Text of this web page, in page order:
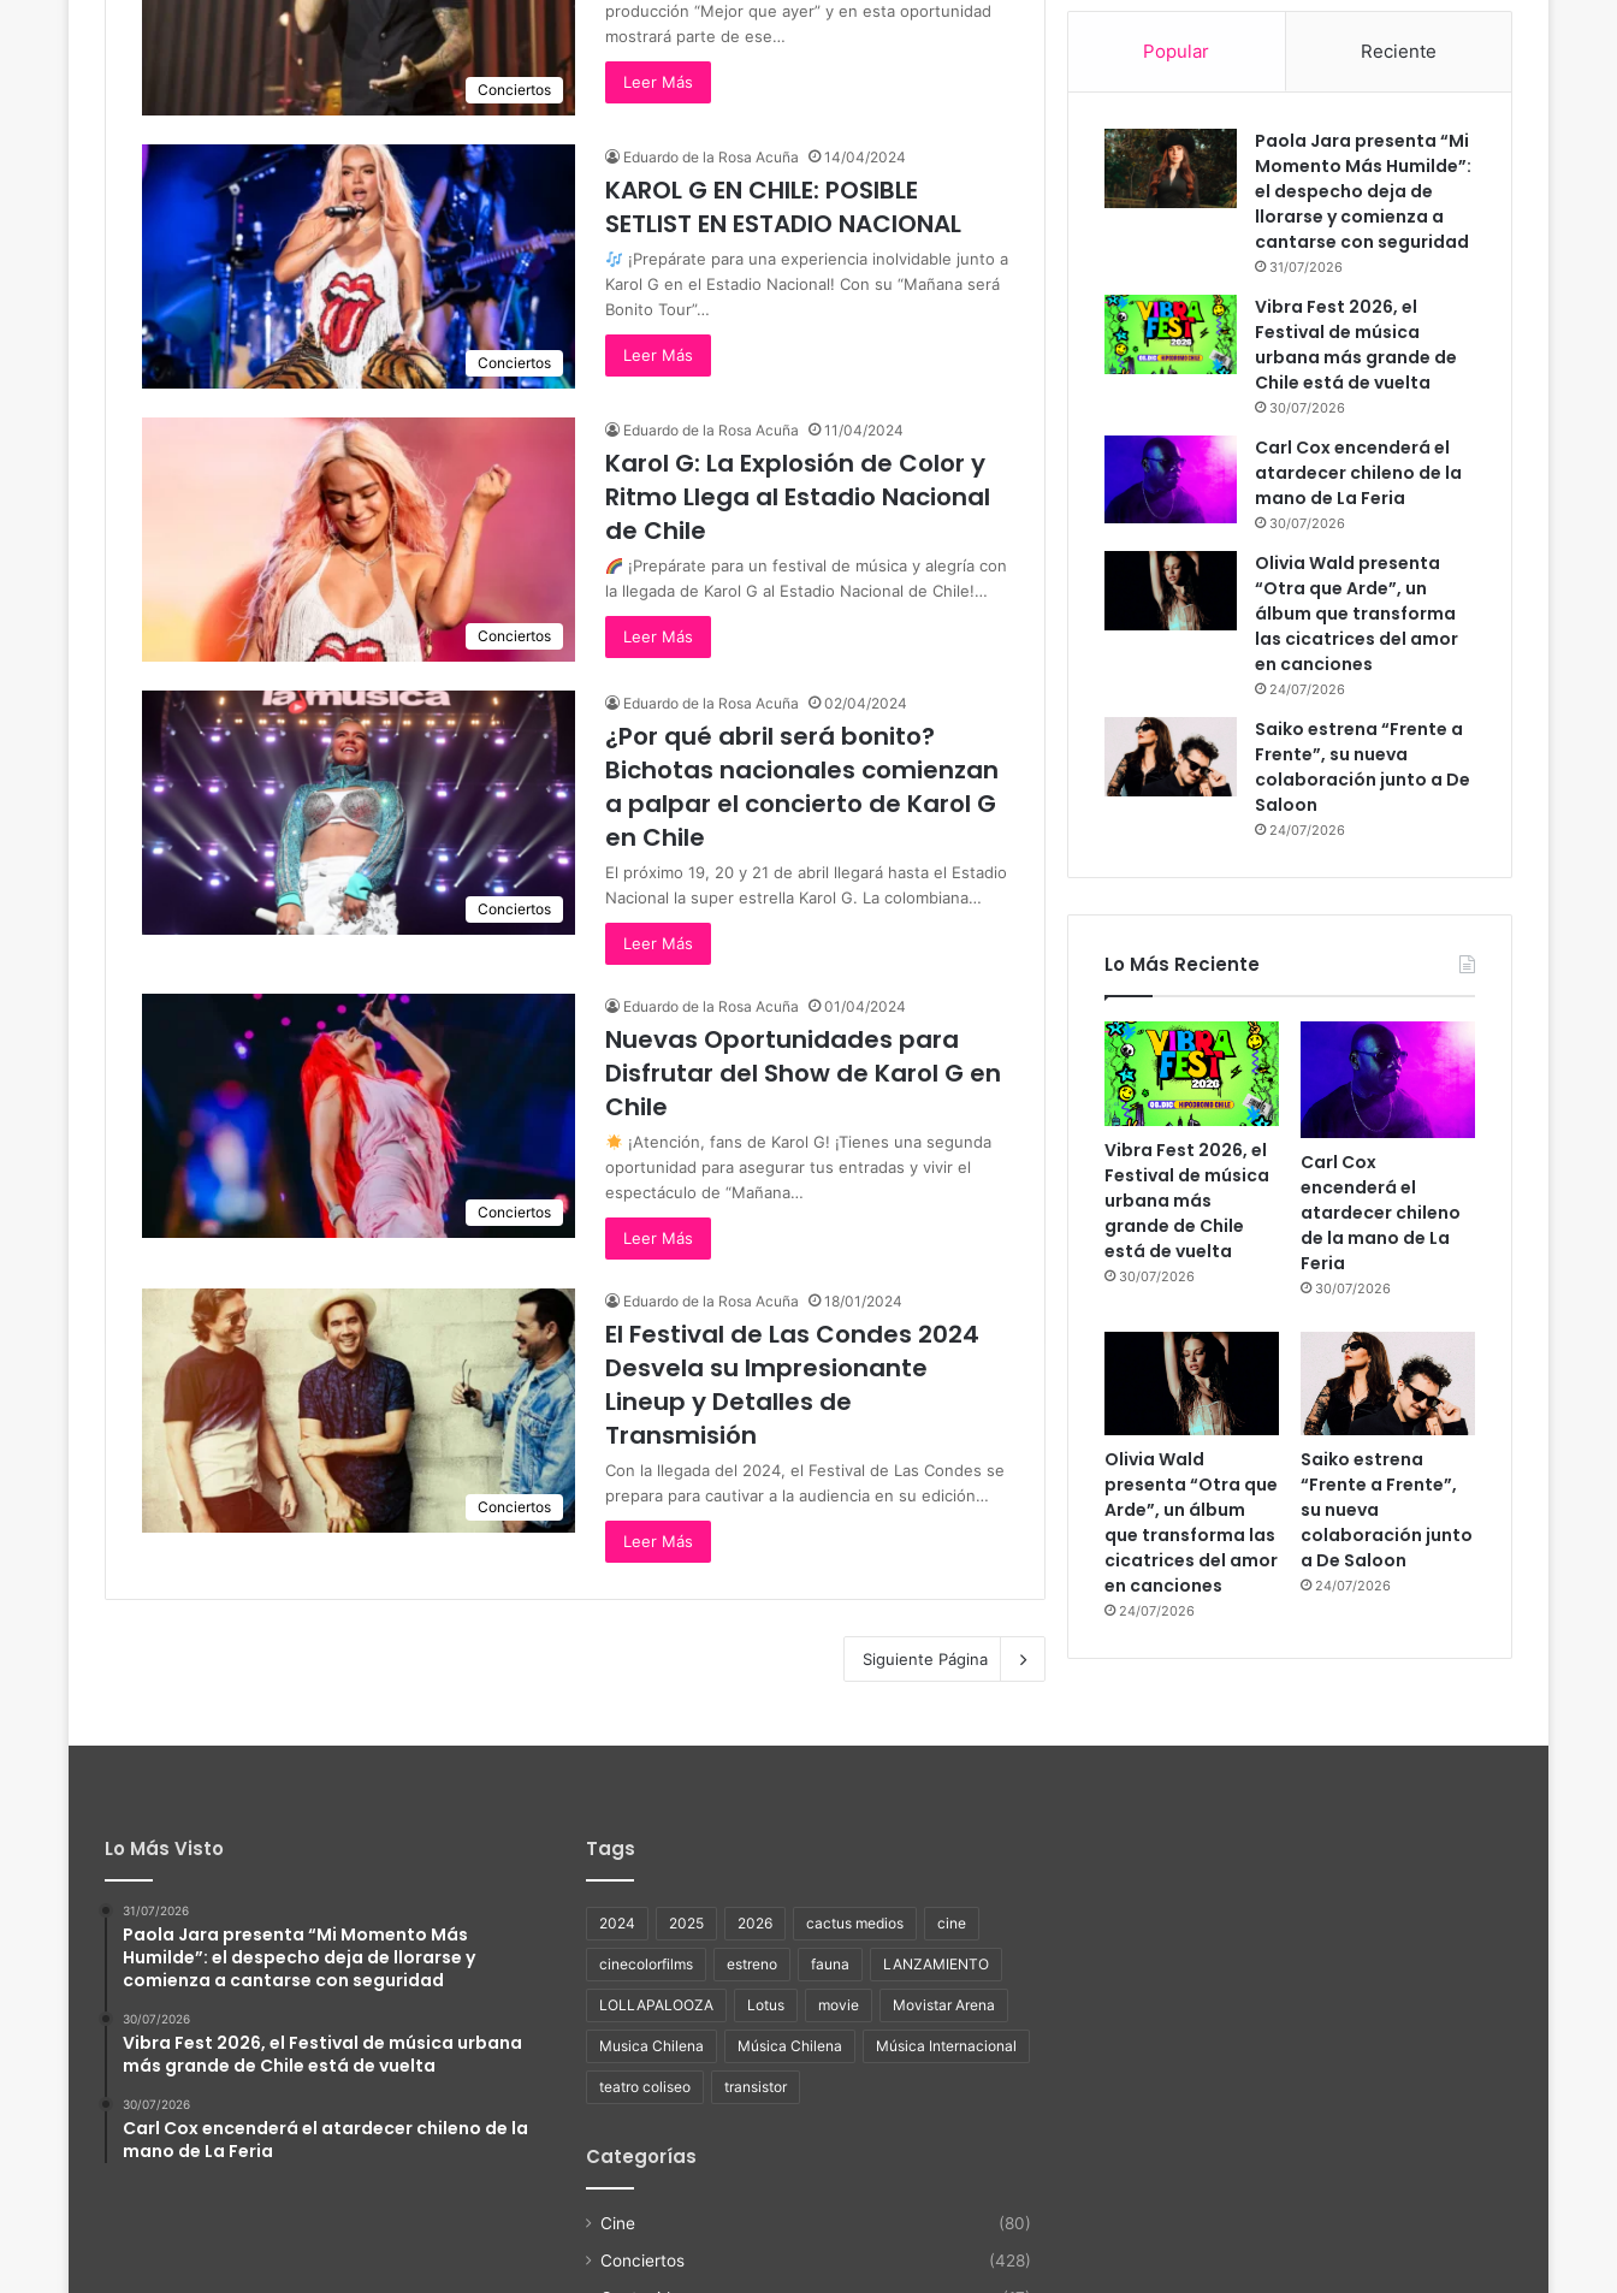
Conciertos
producción “Mejor que ayer” y en esta oportunidad
mostrará parte de ese…
Leer Más
Conciertos
Eduardo de la Rosa Acuña 14/04/2024
KAROL G EN CHILE: POSIBLE
SETLIST EN ESTADIO NACIONAL
¡Prepárate para una experiencia inolvidable junto a
Karol G en el Estadio Nacional! Con su “Mañana será
Bonito Tour”…
Leer Más
Conciertos
Eduardo de la Rosa Acuña 11/04/2024
Karol G: La Explosión de Color y
Ritmo Llega al Estadio Nacional
de Chile
¡Prepárate para un festival de música y alegría con
la llegada de Karol G al Estadio Nacional de Chile!…
Leer Más
Conciertos
Eduardo de la Rosa Acuña 02/04/2024
¿Por qué abril será bonito?
Bichotas nacionales comienzan
a palpar el concierto de Karol G
en Chile
El próximo 19, 20 y 21 de abril llegará hasta el Estadio
Nacional la super estrella Karol G. La colombiana…
Leer Más
Conciertos
Eduardo de la Rosa Acuña 01/04/2024
Nuevas Oportunidades para
Disfrutar del Show de Karol G en
Chile
¡Atención, fans de Karol G! ¡Tienes una segunda
oportunidad para asegurar tus entradas y vivir el
espectáculo de “Mañana…
Leer Más
Conciertos
Eduardo de la Rosa Acuña 18/01/2024
El Festival de Las Condes 2024
Desvela su Impresionante
Lineup y Detalles de
Transmisión
Con la llegada del 2024, el Festival de Las Condes se
prepara para cautivar a la audiencia en su edición…
Leer Más
Siguiente Página
Popular Reciente
Paola Jara presenta “Mi
Momento Más Humilde”:
el despecho deja de
llorarse y comienza a
cantarse con seguridad
31/07/2026
Vibra Fest 2026, el
Festival de música
urbana más grande de
Chile está de vuelta
30/07/2026
Carl Cox encenderá el
atardecer chileno de la
mano de La Feria
30/07/2026
Olivia Wald presenta
“Otra que Arde”, un
álbum que transforma
las cicatrices del amor
en canciones
24/07/2026
Saiko estrena “Frente a
Frente”, su nueva
colaboración junto a De
Saloon
24/07/2026
Lo Más Reciente
Vibra Fest 2026, el
Festival de música
urbana más
grande de Chile
está de vuelta
30/07/2026
Carl Cox
encenderá el
atardecer chileno
de la mano de La
Feria
30/07/2026
Olivia Wald
presenta “Otra que
Arde”, un álbum
que transforma las
cicatrices del amor
en canciones
24/07/2026
Saiko estrena
“Frente a Frente”,
su nueva
colaboración junto
a De Saloon
24/07/2026
Lo Más Visto
31/07/2026
Paola Jara presenta “Mi Momento Más
Humilde”: el despecho deja de llorarse y
comienza a cantarse con seguridad
30/07/2026
Vibra Fest 2026, el Festival de música urbana
más grande de Chile está de vuelta
30/07/2026
Carl Cox encenderá el atardecer chileno de la
mano de La Feria
Tags
2024 2025 2026 cactus medios cine
cinecolorfilms estreno fauna LANZAMIENTO
LOLLAPALOOZA Lotus movie Movistar Arena
Musica Chilena Música Chilena Música Internacional
teatro coliseo transistor
Categorías
Cine
(80)
Conciertos
(428)